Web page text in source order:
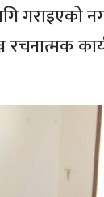
गराइएको